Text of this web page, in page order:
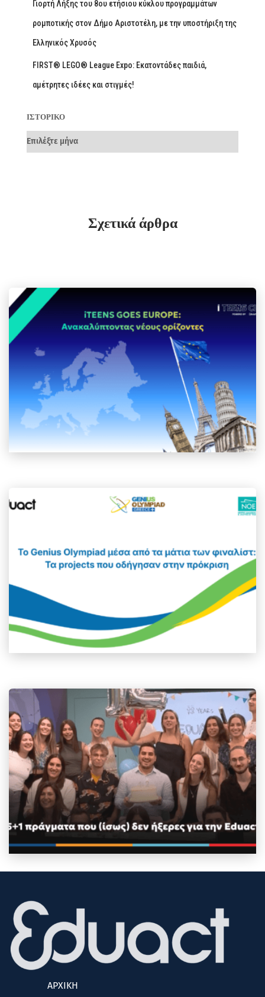
Γιορτή Λήξης του 8ου ετήσιου κύκλου προγραμμάτων
ρομποτικής στον Δήμο Αριστοτέλη, με την υποστήριξη της
Ελληνικός Χρυσός
FIRST® LEGO® League Expo: Εκατοντάδες παιδιά,
αμέτρητες ιδέες και στιγμές!
ΙΣΤΟΡΙΚΌ
Σχετικά άρθρα
ΑΡΧΙΚΗ